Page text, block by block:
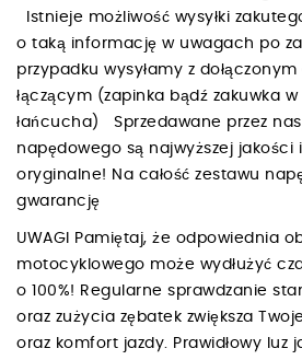
Istnieje możliwość wysyłki
o taką informację w uwagach po
przypadku wysyłamy z
łączącym (zapinka bądź zakuwka
łańcucha) Sprzedawane przez
napędowego są najwyższej jakości i
oryginalne! Na całość zestawu
gwarancję
UWAGI Pamiętaj, że odpowiednia
motocyklowego może wydłużyć
o 100%! Regularne sprawdzanie
oraz zużycia zębatek zwiększa
oraz komfort jazdy. Prawidłowy luz